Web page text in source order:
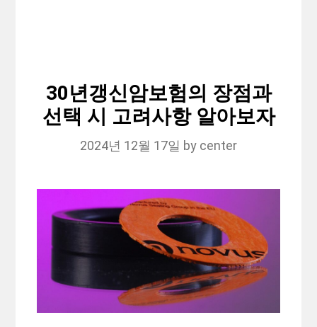
30년갱신암보험의 장점과
선택 시 고려사항 알아보자
2024년 12월 17일 by center